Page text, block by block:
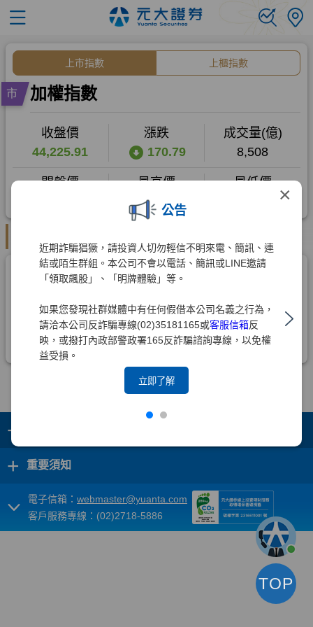
×
公告
近期詐騙猖獗，請投資人切勿輕信不明來電、簡訊、連
結或陌生群組。本公司不會以電話、簡訊或LINE邀請
「領取飆股」、「明牌體驗」等。
如果您發現社群媒體中有任何假借本公司名義之行為，
請洽本公司反詐騙專線(02)35181165或客服信箱反
映，或撥打內政部警政署165反詐騙諮詢專線，以免權
益受損。
立即了解
+
+ 重要須知
電子信箱： webmaster@yuanta.com
客戶服務專線：(02)2718-5886
TOP